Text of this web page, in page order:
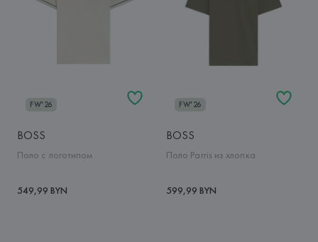
FW'26
BOSS
Поло с логотипом
549,99 BYN
FW'26
BOSS
Поло Parris из хлопка
599,99 BYN